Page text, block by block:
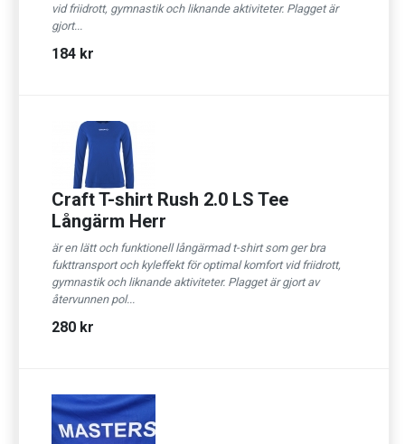
vid friidrott, gymnastik och liknande aktiviteter. Plagget är
gjort...
184 kr
Craft T-shirt Rush 2.0 LS Tee
Långärm Herr
är en lätt och funktionell långärmad t-shirt som ger bra
fukttransport och kyleffekt för optimal komfort vid friidrott,
gymnastik och liknande aktiviteter. Plagget är gjort av
återvunnen pol...
280 kr